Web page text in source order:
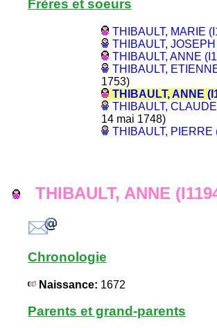
Frères et soeurs
THIBAULT, MARIE
THIBAULT,
THIBAULT, ANNE
THIBAULT,
1753)
THIBAULT, ANNE
THIBAULT,
14 mai 1748)
THIBAULT, PIERRE
THIBAULT, ANNE
Chronologie
Naissance: 1672
Parents et grand-parents